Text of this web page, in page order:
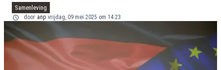
Samenleving
door anp vrijdag, 09 mei 2025 om 14:23